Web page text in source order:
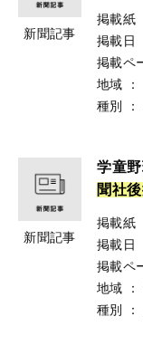
新聞記事
掲載紙
掲載日
掲載ペ
地域
：
種別
：
新聞記事
学童
聞社後
掲載紙
掲載日
掲載ペ
地域
：
種別
：